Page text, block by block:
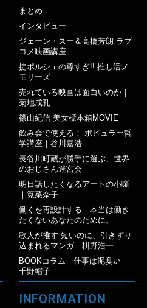
まとめ
インタビュー
ジェーン・スー＆高橋芳朗 ラブ
コメ映画講座
掟ポルシェの尊すぎ!! 推し活メ
モリーズ
売れている映画は面白いのか｜
菊地成孔
篠山紀信 美女標本箱MOVIE
飲み会で使える！ ポピュラー哲
学講座｜谷川嘉浩
長谷川町蔵が勝手に選ぶ、世界
のおじさん迷宮会
明日話したくなるアートの小噺
｜筧菜奈子
働くを再設計する 本当は働き
たくないあなたのために。
歌人が推す 短いのに、引きずり
込まれるマンガ｜枡野浩一
BOOKコラム 仕事は泥臭い｜
千野帽子
INFORMATION